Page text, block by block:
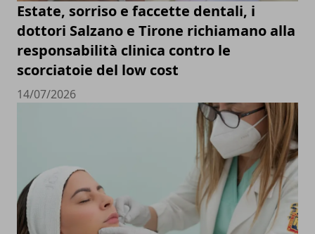
Estate, sorriso e faccette dentali, i
dottori Salzano e Tirone richiamano alla
responsabilità clinica contro le
scorciatoie del low cost
14/07/2026